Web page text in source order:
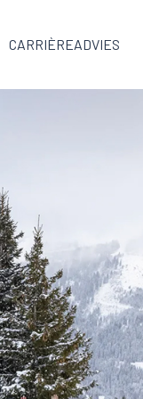
CARRIÈREADVIES